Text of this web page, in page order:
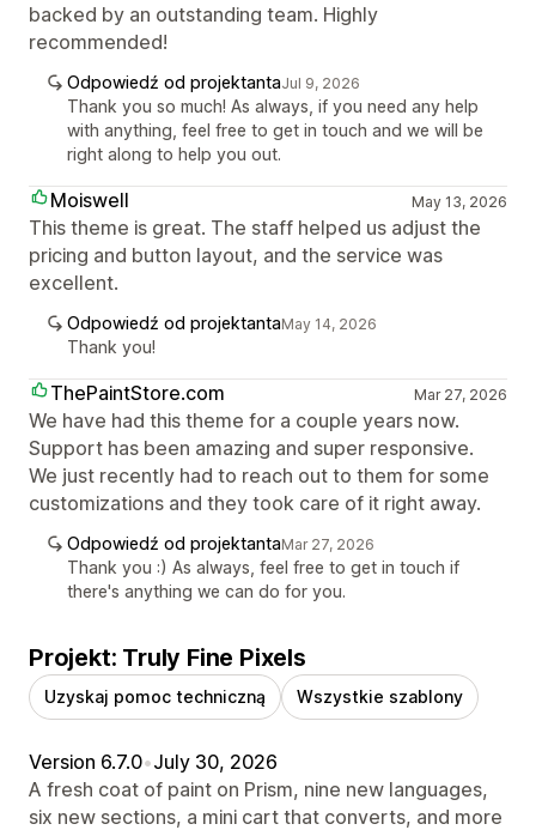
backed by an outstanding team. Highly
recommended!
Odpowiedź od projektantaJul 9, 2026
Thank you so much! As always, if you need any help
with anything, feel free to get in touch and we will be
right along to help you out.
Moiswell May 13, 2026
This theme is great. The staff helped us adjust the
pricing and button layout, and the service was
excellent.
Odpowiedź od projektantaMay 14, 2026
Thank you!
ThePaintStore.com Mar 27, 2026
We have had this theme for a couple years now.
Support has been amazing and super responsive.
We just recently had to reach out to them for some
customizations and they took care of it right away.
Odpowiedź od projektantaMar 27, 2026
Thank you :) As always, feel free to get in touch if
there's anything we can do for you.
Projekt: Truly Fine Pixels
Uzyskaj pomoc techniczną Wszystkie szablony
Version 6.7.0•July 30, 2026
A fresh coat of paint on Prism, nine new languages,
six new sections, a mini cart that converts, and more